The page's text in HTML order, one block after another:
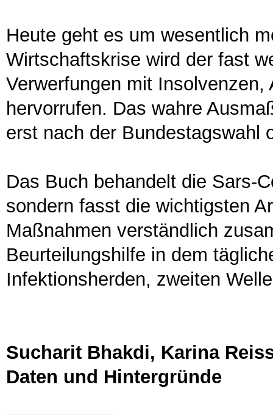
Heute geht es um wesentlich
Wirtschaftskrise wird der fast
Verwerfungen mit
hervorrufen. Das wahre
erst nach der Bundestagswahl
Das Buch behandelt die Sars-
sondern fasst die wichtigsten
Maßnahmen verständlich
Beurteilungshilfe in dem
Infektionsherden, zweiten
Sucharit Bhakdi, Karina
Daten und Hintergründe